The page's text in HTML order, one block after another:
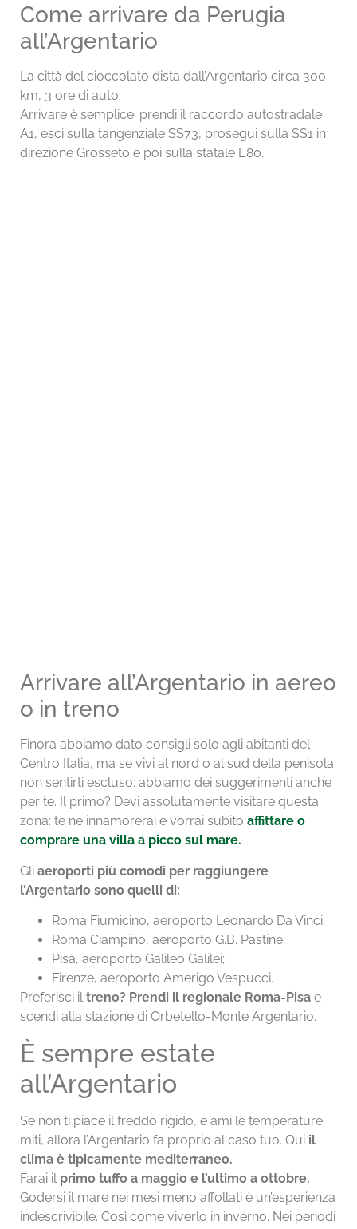
Come arrivare da Perugia
all’Argentario
La città del cioccolato dista dall’Argentario circa 300
km, 3 ore di auto.
Arrivare è semplice: prendi il raccordo autostradale
A1, esci sulla tangenziale SS73, prosegui sulla SS1 in
direzione Grosseto e poi sulla statale E80.
Arrivare all’Argentario in aereo
o in treno
Finora abbiamo dato consigli solo agli abitanti del
Centro Italia, ma se vivi al nord o al sud della penisola
non sentirti escluso: abbiamo dei suggerimenti anche
per te. Il primo? Devi assolutamente visitare questa
zona: te ne innamorerai e vorrai subito affittare o
comprare una villa a picco sul mare.
Gli aeroporti più comodi per raggiungere
l’Argentario sono quelli di:
Roma Fiumicino, aeroporto Leonardo Da Vinci;
Roma Ciampino, aeroporto G.B. Pastine;
Pisa, aeroporto Galileo Galilei;
Firenze, aeroporto Amerigo Vespucci.
Preferisci iltreno? Prendi il regionale Roma-Pisa e
scendi alla stazione di Orbetello-Monte Argentario.
È sempre estate
all’Argentario
Se non ti piace il freddo rigido, e ami le temperature
miti, allora l’Argentario fa proprio al caso tuo. Qui il
clima è tipicamente mediterraneo.
Farai il primo tuffo a maggio e l’ultimo a ottobre.
Godersi il mare nei mesi meno affollati è un’esperienza
indescrivibile. Così come viverlo in inverno. Nei periodi